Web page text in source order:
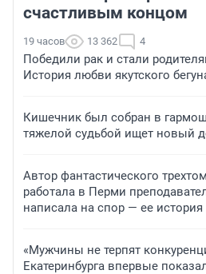
счастливым концом
19 часов 13 362 4
Победили рак и стали
История любви якутского
Кишечник был собран в
тяжелой судьбой ищет новый
Автор фантастического
работала в Перми
написала на спор — ее история
«Мужчины не терпят
Екатеринбурга впервые